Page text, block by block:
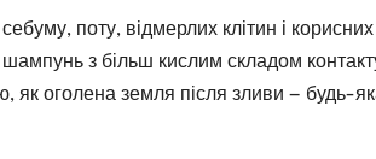
поту, відмерлих клітин і корисних
з більш кислим складом
як оголена земля після зливи — будь-